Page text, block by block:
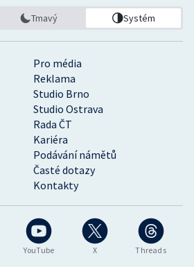
YouTube X Threads
Pro média
Reklama
Studio Brno
Studio Ostrava
Rada ČT
Kariéra
Podávání námětů
Časté dotazy
Kontakty
Tmavý Systém